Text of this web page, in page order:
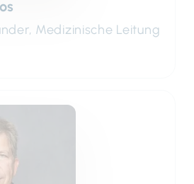
Medizinische Leitung